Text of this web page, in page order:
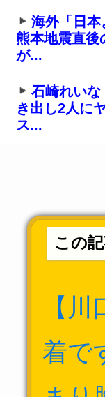
海外「日本
熊本地震直後
が...
石崎れい
き出し2人に
ス...
この
【
着で